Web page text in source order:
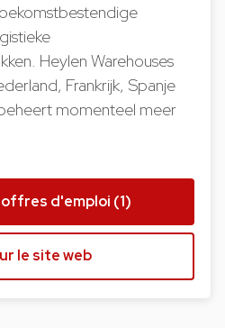
Heylen Warehouses
Frankrijk, Spanje
momenteel meer
d'emploi (1)
le site web